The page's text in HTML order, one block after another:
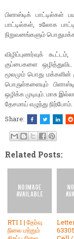
பிளாஸ்டிக் பாட்டில்கள்
பாட்டில்கள், உலோக
நிறுவனங்களும்
விழிப்புணர்வுக்
குப்பைகளை
மூலமும் பொது மக்களின்
பொருள்களையும்
ஒழிக்க முடியும். மாசு
தேசமாய் எழுந்து நிற்போம்.
Share:
Related Posts:
RTI 1 | தேர்வு
நிலை மற்றும்